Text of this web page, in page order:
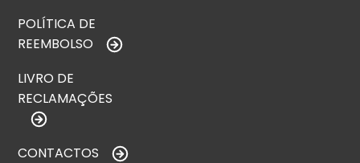
POLÍTICA DE
REEMBOLSO
LIVRO DE
RECLAMAÇÕES
CONTACTOS